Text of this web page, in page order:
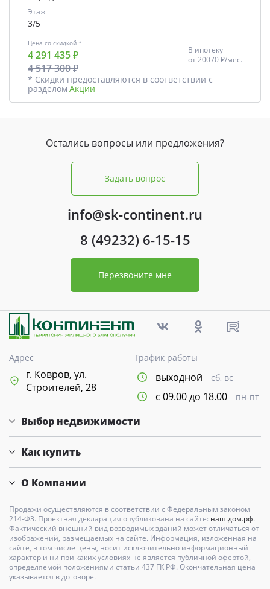
Этаж
3/5
Цена со скидкой *
4 291 435 ₽
4 517 300 ₽
В ипотеку
от20070 ₽/мес.
* Скидки предоставляются в соответствии с
разделом Акции
Остались вопросы или предложения?
Задать вопрос
info@sk-continent.ru
8 (49232) 6-15-15
Перезвоните мне
Адрес
г. Ковров, ул.
Строителей, 28
График работы
выходной сб, вс
с 09.00 до 18.00 пн-пт
Выбор недвижимости
Как купить
О Компании
Продажи осуществляются в соответствии с Федеральным законом
214-Ф3. Проектная декларация опубликована на сайте: наш.дом.рф.
Фактический внешний вид возводимых зданий может отличаться от
изображений, размещаемых на сайте. Информация, изложенная на
сайте, в том числе цены, носит исключительно информационный
характер и ни при каких условиях не является публичной офертой,
определяемой положениями статьи 437 ГК РФ. Окончательная цена
указывается в договоре.